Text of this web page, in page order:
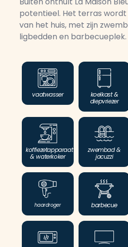
potentieel. Het terras
van het huis, met zijn
ligbedden en barbecueplek.
vaatwasser
koelkast &
diepvriezer
koffiezetapparaat
& waterkoker
zwembad &
jacuzzi
haardroger barbecue